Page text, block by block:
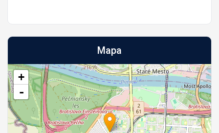
Mapa
+
-